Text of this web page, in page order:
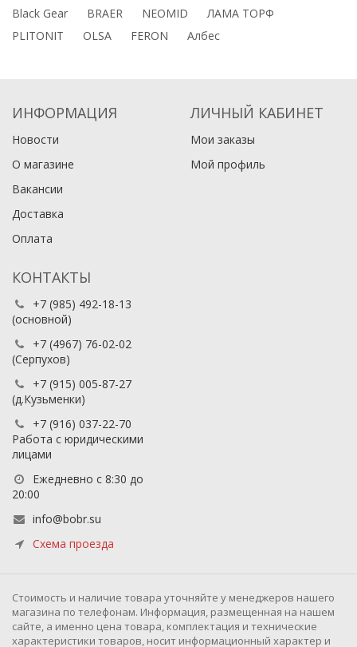
Black Gear
BRAER NEOMID
ЛАМА ТОРФ
PLITONIT
OLSA FERON Албес
ИНФОРМАЦИЯ
Новости
О магазине
Вакансии
Доставка
Оплата
ЛИЧНЫЙ КАБИНЕТ
Мои заказы
Мой профиль
КОНТАКТЫ
+7 (985) 492-18-13
(основной)
+7 (4967) 76-02-02
(Серпухов)
+7 (915) 005-87-27
(д.Кузьменки)
+7 (916) 037-22-70
Работа с юридическими
лицами
Ежедневно с 8:30 до
20:00
info@bobr.su
Схема проезда
Cтоимость и наличие товара уточняйте у менеджеров нашего
магазина по телефонам. Информация, размещенная на нашем
сайте, а именно цена товара, комплектация и технические
характеристики товаров, носит информационный характер и